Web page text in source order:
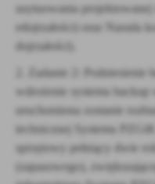
usytuowania
edojrzałości) oraz Narada
dojrzałości).
2. Zadanie 2: Podniesienie
wdrożenie systemu
uruchomiona zostanie
technicznej Systemu
sprzętowy pełniący dwie
(zapasowego),